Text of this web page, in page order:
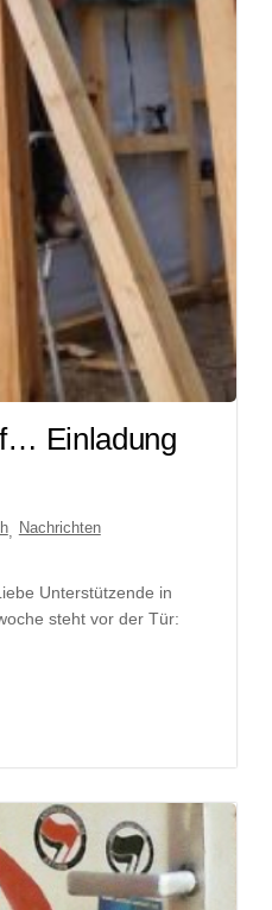
Einladung
,
Nachrichten
Unterstützende in
steht vor der Tür: